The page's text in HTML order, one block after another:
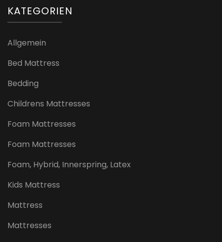
KATEGORIEN
Allgemein
Bed Mattress
Bedding
Childrens Mattresses
Foam Mattresses
Foam Mattresses
Foam, Hybrid, Innerspring, Latex
Kids Mattress
Mattress
Mattresses